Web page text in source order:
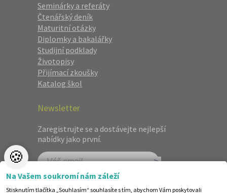
Seminárky a referáty
Čtenářský deník
Maturitní otázky
Diplomky a bakalářky
Studijní podklady
Životopisy
Přijímací zkoušky
Katalog škol
Newsletter
Zaregistrujte se a dostávejte nejlepší
nabídky jako první.
🍪
Na Vašem soukromí nám záleží
Stisknutím tlačítka „Souhlasím“ souhlasíte s tím, abychom Vám poskytovali